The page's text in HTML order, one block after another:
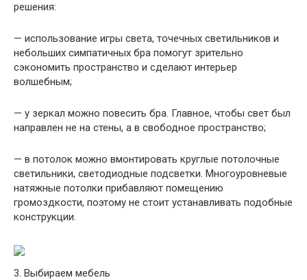
решения:
— использование игры света, точечных светильников и
небольших симпатичных бра помогут зрительно
сэкономить пространство и сделают интерьер
волшебным;
— у зеркал можно повесить бра. Главное, чтобы свет был
направлен не на стены, а в свободное пространство;
— в потолок можно вмонтировать круглые потолочные
светильники, светодиодные подсветки. Многоуровневые
натяжные потолки прибавляют помещению
громоздкости, поэтому не стоит устанавливать подобные
конструкции.
3. Выбираем мебель